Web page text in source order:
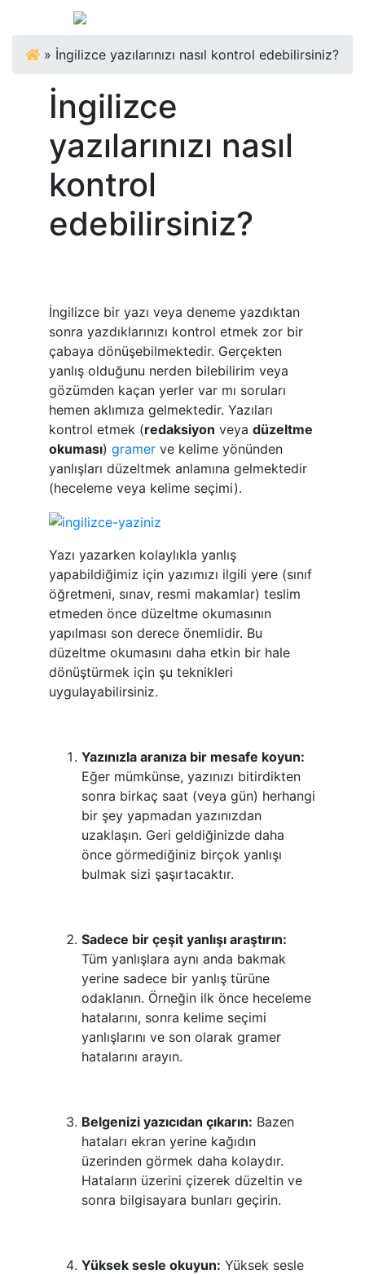
» İngilizce yazılarınızı nasıl kontrol edebilirsiniz?
İngilizce
yazılarınızı nasıl
kontrol
edebilirsiniz?
İngilizce bir yazı veya deneme yazdıktan
sonra yazdıklarınızı kontrol etmek zor bir
çabaya dönüşebilmektedir. Gerçekten
yanlış olduğunu nerden bilebilirim veya
gözümden kaçan yerler var mı soruları
hemen aklımıza gelmektedir. Yazıları
kontrol etmek (redaksiyon veya düzeltme
okuması) gramer ve kelime yönünden
yanlışları düzeltmek anlamına gelmektedir
(heceleme veya kelime seçimi).
Yazı yazarken kolaylıkla yanlış
yapabildiğimiz için yazımızı ilgili yere (sınıf
öğretmeni, sınav, resmi makamlar) teslim
etmeden önce düzeltme okumasının
yapılması son derece önemlidir. Bu
düzeltme okumasını daha etkin bir hale
dönüştürmek için şu teknikleri
uygulayabilirsiniz.
Yazınızla aranıza bir mesafe koyun:
Eğer mümkünse, yazınızı bitirdikten
sonra birkaç saat (veya gün) herhangi
bir şey yapmadan yazınızdan
uzaklaşın. Geri geldiğinizde daha
önce görmediğiniz birçok yanlışı
bulmak sizi şaşırtacaktır.
Sadece bir çeşit yanlışı araştırın:
Tüm yanlışlara aynı anda bakmak
yerine sadece bir yanlış türüne
odaklanın. Örneğin ilk önce heceleme
hatalarını, sonra kelime seçimi
yanlışlarını ve son olarak gramer
hatalarını arayın.
Belgenizi yazıcıdan çıkarın: Bazen
hataları ekran yerine kağıdın
üzerinden görmek daha kolaydır.
Hataların üzerini çizerek düzeltin ve
sonra bilgisayara bunları geçirin.
Yüksek sesle okuyun: Yüksek sesle